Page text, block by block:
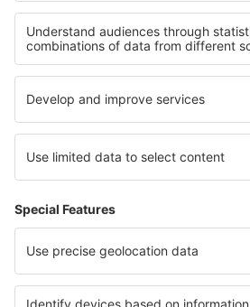
Hoteluri in Italy - sun and beach
Hoteluri in Val Rendena Hoteluri in
Hoteluri in Val di Fassa Hoteluri in
Hoteluri in Curacao Hoteluri in